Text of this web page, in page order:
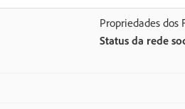
Propriedades dos
Status da rede